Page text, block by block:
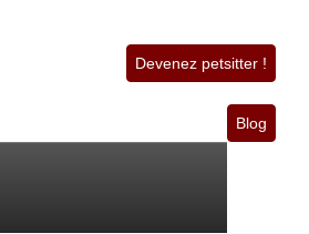
Devenez petsitter !
Blog